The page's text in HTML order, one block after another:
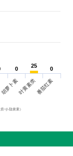
+β-隐黄素）
0
0 25
25 0
0
胡萝卜素叶黄素类番茄红素